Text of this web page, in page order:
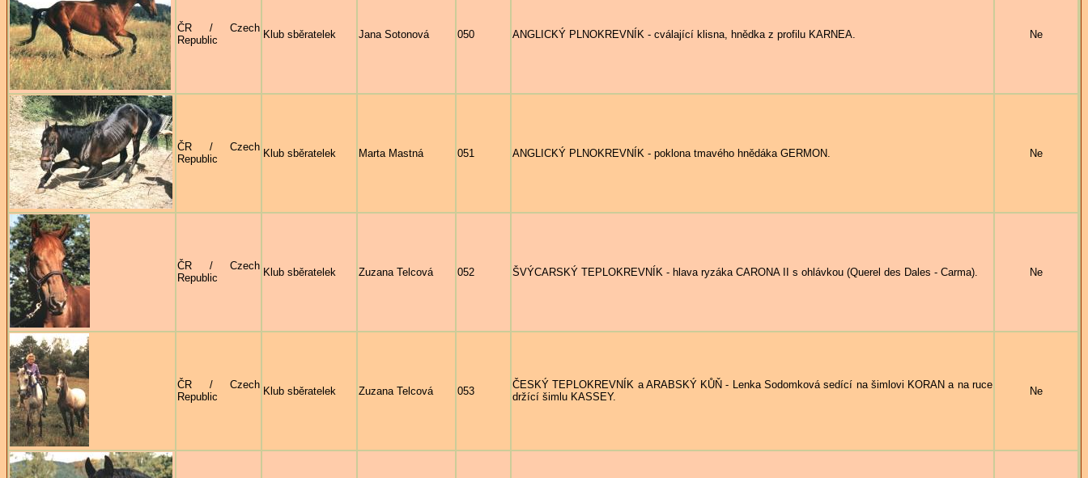
ČR / Czech
Republic
Klub sběratelek Jana Sotonová 050 ANGLICKÝ PLNOKREVNÍK - cválající klisna, hnědka z profilu KARNEA. Ne
ČR / Czech
Republic
Klub sběratelek Marta Mastná 051 ANGLICKÝ PLNOKREVNÍK - poklona tmavého hnědáka GERMON. Ne
ČR / Czech
Republic
Klub sběratelek Zuzana Telcová 052 ŠVÝCARSKÝ TEPLOKREVNÍK - hlava ryzáka CARONA II s ohlávkou (Querel des Dales - Carma). Ne
ČR / Czech
Republic
Klub sběratelek Zuzana Telcová 053
ČESKÝ TEPLOKREVNÍK a ARABSKÝ KŮŇ - Lenka Sodomková sedící na šimlovi KORAN a na ruce
držící šimlu KASSEY.
Ne